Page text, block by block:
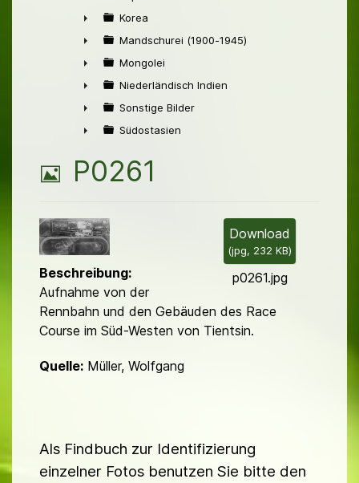
►
►
Korea
►
Mandschurei (1900-1945)
►
Mongolei
►
Niederländisch Indien
►
Sonstige Bilder
Südostasien
B
l
d
P0261
Download
(jpg, 232 KB)
p0261.jpg
Beschreibung:
Aufnahme von der
Rennbahn und den Gebäuden des Race
Course im Süd-Westen von Tientsin.
Quelle: Müller, Wolfgang
Als Findbuch zur Identifizierung
einzelner Fotos benutzen Sie bitte den